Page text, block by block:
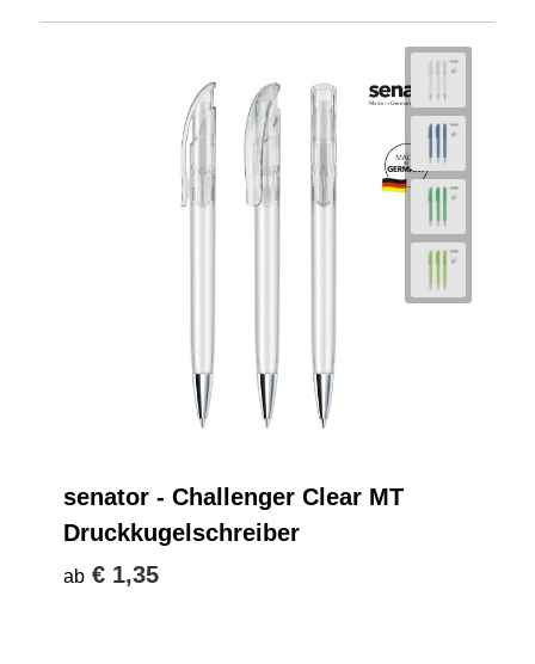
senator - Challenger Clear MT
Druckkugelschreiber
ab € 1,35